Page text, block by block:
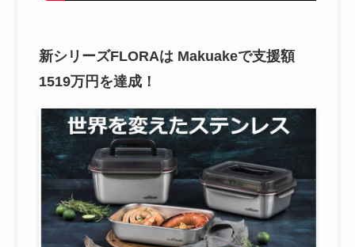
新シリーズFLORAは Makuakeで支援額
1519万円を達成！